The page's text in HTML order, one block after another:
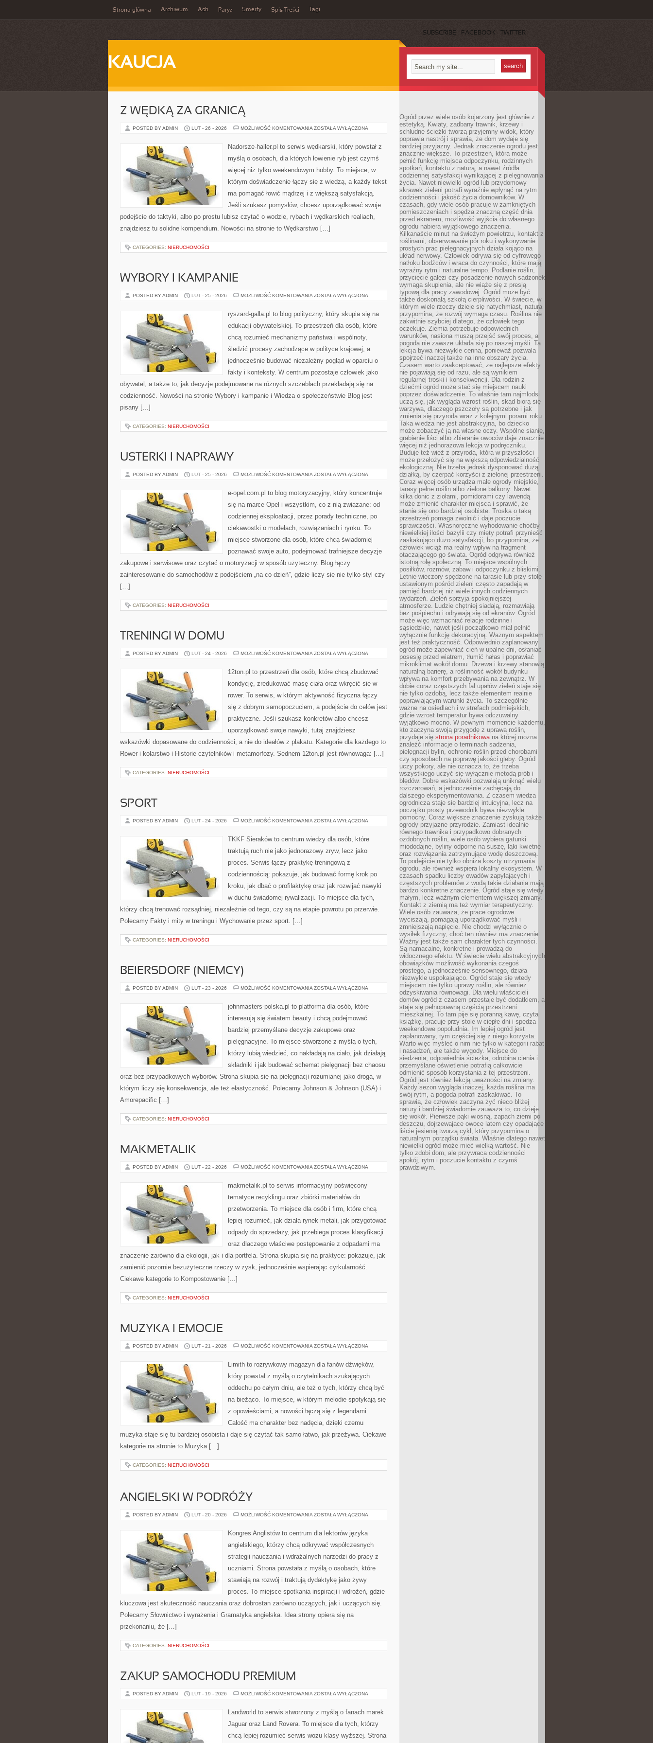
Strona główna Archiwum Ash Paryż Smerfy Spis Treści Tagi
SUBSCRIBE FACEBOOK TWITTER
KAUCJA
Z WĘDKĄ ZA GRANICĄ
POSTED BY ADMIN LUT - 26 - 2026 MOŻLIWOŚĆ KOMENTOWANIA Z
GRANICĄ
ZOSTAŁA WYŁĄCZONA
Nadorsze-haller.pl to serwis wędkarski, który powstał z
myślą o osobach, dla których łowienie ryb jest czymś
więcej niż tylko weekendowym hobby. To miejsce, w
którym doświadczenie łączy się z wiedzą, a każdy tekst
ma pomagać łowić mądrzej i z większą satysfakcją.
Jeśli szukasz pomysłów, chcesz uporządkować swoje
podejście do taktyki, albo po prostu lubisz czytać o wodzie, rybach i wędkarskich realiach,
znajdziesz tu solidne kompendium. Nowości na stronie to Wędkarstwo […]
CATEGORIES: NIERUCHOMOŚCI
WYBORY I KAMPANIE
POSTED BY ADMIN LUT - 25 - 2026 MOŻLIWOŚĆ KOMENTOWANIA WYBORY
ZOSTAŁA WYŁĄCZONA
ryszard-galla.pl to blog polityczny, który skupia się na
edukacji obywatelskiej. To przestrzeń dla osób, które
chcą rozumieć mechanizmy państwa i wspólnoty,
śledzić procesy zachodzące w polityce krajowej, a
jednocześnie budować niezależny pogląd w oparciu o
fakty i konteksty. W centrum pozostaje człowiek jako
obywatel, a także to, jak decyzje podejmowane na różnych szczeblach przekładają się na
codzienność. Nowości na stronie Wybory i kampanie i Wiedza o społeczeństwie Blog jest
pisany […]
CATEGORIES: NIERUCHOMOŚCI
USTERKI I NAPRAWY
POSTED BY ADMIN LUT - 25 - 2026 MOŻLIWOŚĆ KOMENTOWANIA USTERKI
ZOSTAŁA WYŁĄCZONA
e-opel.com.pl to blog motoryzacyjny, który koncentruje
się na marce Opel i wszystkim, co z nią związane: od
codziennej eksploatacji, przez porady techniczne, po
ciekawostki o modelach, rozwiązaniach i rynku. To
miejsce stworzone dla osób, które chcą świadomiej
poznawać swoje auto, podejmować trafniejsze decyzje
zakupowe i serwisowe oraz czytać o motoryzacji w sposób użyteczny. Blog łączy
zainteresowanie do samochodów z podejściem „na co dzień”, gdzie liczy się nie tylko styl czy
[…]
CATEGORIES: NIERUCHOMOŚCI
TRENINGI W DOMU
POSTED BY ADMIN LUT - 24 - 2026 MOŻLIWOŚĆ KOMENTOWANIA TRENINGI
ZOSTAŁA WYŁĄCZONA
12ton.pl to przestrzeń dla osób, które chcą zbudować
kondycję, zredukować masę ciała oraz wkręcić się w
rower. To serwis, w którym aktywność fizyczna łączy
się z dobrym samopoczuciem, a podejście do celów jest
praktyczne. Jeśli szukasz konkretów albo chcesz
uporządkować swoje nawyki, tutaj znajdziesz
wskazówki dopasowane do codzienności, a nie do ideałów z plakatu. Kategorie dla każdego to
Rower i kolarstwo i Historie czytelników i metamorfozy. Sednem 12ton.pl jest równowaga: […]
CATEGORIES: NIERUCHOMOŚCI
SPORT
POSTED BY ADMIN LUT - 24 - 2026 MOŻLIWOŚĆ KOMENTOWANIA SPORT
ZOSTAŁA WYŁĄCZONA
TKKF Sieraków to centrum wiedzy dla osób, które
traktują ruch nie jako jednorazowy zryw, lecz jako
proces. Serwis łączy praktykę treningową z
codziennością: pokazuje, jak budować formę krok po
kroku, jak dbać o profilaktykę oraz jak rozwijać nawyki
w duchu świadomej rywalizacji. To miejsce dla tych,
którzy chcą trenować rozsądniej, niezależnie od tego, czy są na etapie powrotu po przerwie.
Polecamy Fakty i mity w treningu i Wychowanie przez sport. […]
CATEGORIES: NIERUCHOMOŚCI
BEIERSDORF (NIEMCY)
POSTED BY ADMIN LUT - 23 - 2026 MOŻLIWOŚĆ KOMENTOWANIA BEIERSDORF
ZOSTAŁA WYŁĄCZONA
johnmasters-polska.pl to platforma dla osób, które
interesują się światem beauty i chcą podejmować
bardziej przemyślane decyzje zakupowe oraz
pielęgnacyjne. To miejsce stworzone z myślą o tych,
którzy lubią wiedzieć, co nakładają na ciało, jak działają
składniki i jak budować schemat pielęgnacji bez chaosu
oraz bez przypadkowych wyborów. Strona skupia się na pielęgnacji rozumianej jako droga, w
którym liczy się konsekwencja, ale też elastyczność. Polecamy Johnson & Johnson (USA) i
Amorepacific […]
CATEGORIES: NIERUCHOMOŚCI
MAKMETALIK
POSTED BY ADMIN LUT - 22 - 2026 MOŻLIWOŚĆ KOMENTOWANIA MAKMETALIK
ZOSTAŁA WYŁĄCZONA
makmetalik.pl to serwis informacyjny poświęcony
tematyce recyklingu oraz zbiórki materiałów do
przetworzenia. To miejsce dla osób i firm, które chcą
lepiej rozumieć, jak działa rynek metali, jak przygotować
odpady do sprzedaży, jak przebiega proces klasyfikacji
oraz dlaczego właściwe postępowanie z odpadami ma
znaczenie zarówno dla ekologii, jak i dla portfela. Strona skupia się na praktyce: pokazuje, jak
zamienić pozornie bezużyteczne rzeczy w zysk, jednocześnie wspierając cyrkularność.
Ciekawe kategorie to Kompostowanie […]
CATEGORIES: NIERUCHOMOŚCI
MUZYKA I EMOCJE
POSTED BY ADMIN LUT - 21 - 2026 MOŻLIWOŚĆ KOMENTOWANIA MUZYKA
ZOSTAŁA WYŁĄCZONA
Limith to rozrywkowy magazyn dla fanów dźwięków,
który powstał z myślą o czytelnikach szukających
oddechu po całym dniu, ale też o tych, którzy chcą być
na bieżąco. To miejsce, w którym melodie spotykają się
z opowieściami, a nowości łączą się z legendami.
Całość ma charakter bez nadęcia, dzięki czemu
muzyka staje się tu bardziej osobista i daje się czytać tak samo łatwo, jak przeżywa. Ciekawe
kategorie na stronie to Muzyka […]
CATEGORIES: NIERUCHOMOŚCI
ANGIELSKI W PODRÓŻY
POSTED BY ADMIN LUT - 20 - 2026 MOŻLIWOŚĆ KOMENTOWANIA ANGIELSKI
ZOSTAŁA WYŁĄCZONA
Kongres Anglistów to centrum dla lektorów języka
angielskiego, którzy chcą odkrywać współczesnych
strategii nauczania i wdrażalnych narzędzi do pracy z
uczniami. Strona powstała z myślą o osobach, które
stawiają na rozwój i traktują dydaktykę jako żywy
proces. To miejsce spotkania inspiracji i wdrożeń, gdzie
kluczowa jest skuteczność nauczania oraz dobrostan zarówno uczących, jak i uczących się.
Polecamy Słownictwo i wyrażenia i Gramatyka angielska. Idea strony opiera się na
przekonaniu, że […]
CATEGORIES: NIERUCHOMOŚCI
ZAKUP SAMOCHODU PREMIUM
POSTED BY ADMIN LUT - 19 - 2026 MOŻLIWOŚĆ KOMENTOWANIA ZAKUP
ZOSTAŁA WYŁĄCZONA
Landworld to serwis stworzony z myślą o fanach marek
Jaguar oraz Land Rovera. To miejsce dla tych, którzy
chcą lepiej rozumieć serwis wozu klasy wyższej. Strona
Ogród przez wiele osób kojarzony jest głównie z
estetyką. Kwiaty, zadbany trawnik, krzewy i
schludne ścieżki tworzą przyjemny widok, który
poprawia nastrój i sprawia, że dom wydaje się
bardziej przyjazny. Jednak znaczenie ogrodu jest
znacznie większe. To przestrzeń, która może
pełnić funkcję miejsca odpoczynku, rodzinnych
spotkań, kontaktu z naturą, a nawet źródła
codziennej satysfakcji wynikającej z pielęgnowania
życia. Nawet niewielki ogród lub przydomowy
skrawek zieleni potrafi wyraźnie wpłynąć na rytm
codzienności i jakość życia domowników. W
czasach, gdy wiele osób pracuje w zamkniętych
pomieszczeniach i spędza znaczną część dnia
przed ekranem, możliwość wyjścia do własnego
ogrodu nabiera wyjątkowego znaczenia.
Kilkanaście minut na świeżym powietrzu, kontakt z
roślinami, obserwowanie pór roku i wykonywanie
prostych prac pielęgnacyjnych działa kojąco na
układ nerwowy. Człowiek odrywa się od cyfrowego
natłoku bodźców i wraca do czynności, które mają
wyraźny rytm i naturalne tempo. Podlanie roślin,
przycięcie gałęzi czy posadzenie nowych sadzonek
wymaga skupienia, ale nie wiąże się z presją
typową dla pracy zawodowej. Ogród może być
także doskonałą szkołą cierpliwości. W świecie, w
którym wiele rzeczy dzieje się natychmiast, natura
przypomina, że rozwój wymaga czasu. Roślina nie
zakwitnie szybciej dlatego, że człowiek tego
oczekuje. Ziemia potrzebuje odpowiednich
warunków, nasiona muszą przejść swój proces, a
pogoda nie zawsze układa się po naszej myśli. Ta
lekcja bywa niezwykle cenna, ponieważ pozwala
spojrzeć inaczej także na inne obszary życia.
Czasem warto zaakceptować, że najlepsze efekty
nie pojawiają się od razu, ale są wynikiem
regularnej troski i konsekwencji. Dla rodzin z
dziećmi ogród może stać się miejscem nauki
poprzez doświadczenie. To właśnie tam najmłodsi
uczą się, jak wygląda wzrost roślin, skąd biorą się
warzywa, dlaczego pszczoły są potrzebne i jak
zmienia się przyroda wraz z kolejnymi porami roku.
Taka wiedza nie jest abstrakcyjna, bo dziecko
może zobaczyć ją na własne oczy. Wspólne sianie,
grabienie liści albo zbieranie owoców daje znacznie
więcej niż jednorazowa lekcja w podręczniku.
Buduje też więź z przyrodą, która w przyszłości
może przełożyć się na większą odpowiedzialność
ekologiczną. Nie trzeba jednak dysponować dużą
działką, by czerpać korzyści z zielonej przestrzeni.
Coraz więcej osób urządza małe ogrody miejskie,
tarasy pełne roślin albo zielone balkony. Nawet
kilka donic z ziołami, pomidorami czy lawendą
może zmienić charakter miejsca i sprawić, że
stanie się ono bardziej osobiste. Troska o taką
przestrzeń pomaga zwolnić i daje poczucie
sprawczości. Własnoręczne wyhodowanie choćby
niewielkiej ilości bazylii czy mięty potrafi przynieść
zaskakująco dużo satysfakcji, bo przypomina, że
człowiek wciąż ma realny wpływ na fragment
otaczającego go świata. Ogród odgrywa również
istotną rolę społeczną. To miejsce wspólnych
posiłków, rozmów, zabaw i odpoczynku z bliskimi.
Letnie wieczory spędzone na tarasie lub przy stole
ustawionym pośród zieleni często zapadają w
pamięć bardziej niż wiele innych codziennych
wydarzeń. Zieleń sprzyja spokojniejszej
atmosferze. Ludzie chętniej siadają, rozmawiają
bez pośpiechu i odrywają się od ekranów. Ogród
może więc wzmacniać relacje rodzinne i
sąsiedzkie, nawet jeśli początkowo miał pełnić
wyłącznie funkcję dekoracyjną. Ważnym aspektem
jest też praktyczność. Odpowiednio zaplanowany
ogród może zapewniać cień w upalne dni, osłaniać
posesję przed wiatrem, tłumić hałas i poprawiać
mikroklimat wokół domu. Drzewa i krzewy stanowią
naturalną barierę, a roślinność wokół budynku
wpływa na komfort przebywania na zewnątrz. W
dobie coraz częstszych fal upałów zieleń staje się
nie tylko ozdobą, lecz także elementem realnie
poprawiającym warunki życia. To szczególnie
ważne na osiedlach i w strefach podmiejskich,
gdzie wzrost temperatur bywa odczuwalny
wyjątkowo mocno. W pewnym momencie każdemu,
kto zaczyna swoją przygodę z uprawą roślin,
przydaje się strona poradnikowana której można
znaleźć informacje o terminach sadzenia,
pielęgnacji bylin, ochronie roślin przed chorobami
czy sposobach na poprawę jakości gleby. Ogród
uczy pokory, ale nie oznacza to, że trzeba
wszystkiego uczyć się wyłącznie metodą prób i
błędów. Dobre wskazówki pozwalają uniknąć wielu
rozczarowań, a jednocześnie zachęcają do
dalszego eksperymentowania. Z czasem wiedza
ogrodnicza staje się bardziej intuicyjna, lecz na
początku prosty przewodnik bywa niezwykle
pomocny. Coraz większe znaczenie zyskują także
ogrody przyjazne przyrodzie. Zamiast idealnie
równego trawnika i przypadkowo dobranych
ozdobnych roślin, wiele osób wybiera gatunki
miododajne, byliny odporne na suszę, łąki kwietne
oraz rozwiązania zatrzymujące wodę deszczową.
To podejście nie tylko obniża koszty utrzymania
ogrodu, ale również wspiera lokalny ekosystem. W
czasach spadku liczby owadów zapylających i
częstszych problemów z wodą takie działania mają
bardzo konkretne znaczenie. Ogród staje się wtedy
małym, lecz ważnym elementem większej zmiany.
Kontakt z ziemią ma też wymiar terapeutyczny.
Wiele osób zauważa, że prace ogrodowe
wyciszają, pomagają uporządkować myśli i
zmniejszają napięcie. Nie chodzi wyłącznie o
wysiłek fizyczny, choć ten również ma znaczenie.
Ważny jest także sam charakter tych czynności.
Są namacalne, konkretne i prowadzą do
widocznego efektu. W świecie wielu abstrakcyjnych
obowiązków możliwość wykonania czegoś
prostego, a jednocześnie sensownego, działa
niezwykle uspokajająco. Ogród staje się wtedy
miejscem nie tylko uprawy roślin, ale również
odzyskiwania równowagi. Dla wielu właścicieli
domów ogród z czasem przestaje być dodatkiem, a
staje się pełnoprawną częścią przestrzeni
mieszkalnej. To tam pije się poranną kawę, czyta
książkę, pracuje przy stole w ciepłe dni i spędza
weekendowe popołudnia. Im lepiej ogród jest
zaplanowany, tym częściej się z niego korzysta.
Warto więc myśleć o nim nie tylko w kategorii rabat
i nasadzeń, ale także wygody. Miejsce do
siedzenia, odpowiednia ścieżka, odrobina cienia i
przemyślane oświetlenie potrafią całkowicie
odmienić sposób korzystania z tej przestrzeni.
Ogród jest również lekcją uważności na zmiany.
Każdy sezon wygląda inaczej, każda roślina ma
swój rytm, a pogoda potrafi zaskakiwać. To
sprawia, że człowiek zaczyna żyć nieco bliżej
natury i bardziej świadomie zauważa to, co dzieje
się wokół. Pierwsze pąki wiosną, zapach ziemi po
deszczu, dojrzewające owoce latem czy opadające
liście jesienią tworzą cykl, który przypomina o
naturalnym porządku świata. Właśnie dlatego nawet
niewielki ogród może mieć wielką wartość. Nie
tylko zdobi dom, ale przywraca codzienności
spokój, rytm i poczucie kontaktu z czymś
prawdziwym.